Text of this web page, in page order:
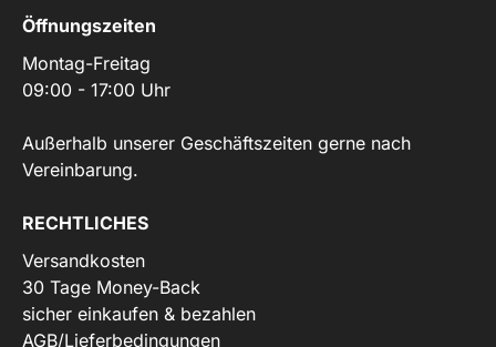
Öffnungszeiten
Montag-Freitag
09:00 - 17:00 Uhr
Außerhalb unserer Geschäftszeiten gerne nach
Vereinbarung.
RECHTLICHES
Versandkosten
30 Tage Money-Back
sicher einkaufen & bezahlen
AGB/Lieferbedingungen